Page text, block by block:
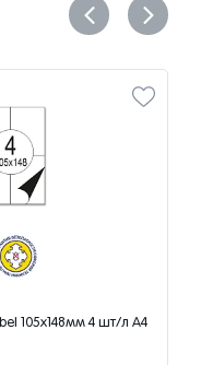
105х148мм 4 шт/л А4